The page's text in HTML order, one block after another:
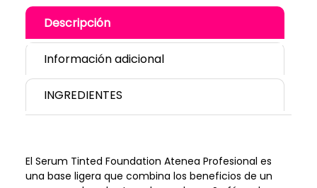
Descripción
Información adicional
INGREDIENTES
El Serum Tinted Foundation Atenea Profesional es
una base ligera que combina los beneficios de un